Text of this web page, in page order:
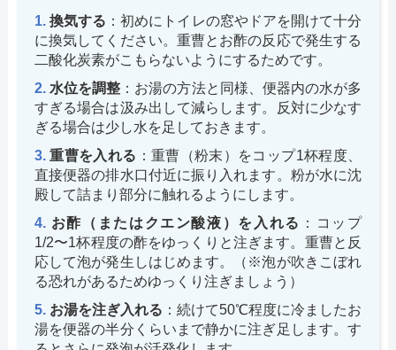
換気する ：初めにトイレの窓やドアを開けて十分
に換気してください。重曹とお酢の反応で発生する
二酸化炭素がこもらないようにするためです。
水位を調整 ：お湯の方法と同様、便器内の水が多
すぎる場合は汲み出して減らします。反対に少なす
ぎる場合は少し水を足しておきます。
重曹を入れる ：重曹（粉末）をコップ1杯程度、
直接便器の排水口付近に振り入れます。粉が水に沈
殿して詰まり部分に触れるようにします。
お酢（またはクエン酸液）を入れる ：コップ
1/2〜1杯程度の酢をゆっくりと注ぎます。重曹と反
応して泡が発生しはじめます。（※泡が吹きこぼれ
る恐れがあるためゆっくり注ぎましょう）
お湯を注ぎ入れる ：続けて50℃程度に冷ましたお
湯を便器の半分くらいまで静かに注ぎ足します。す